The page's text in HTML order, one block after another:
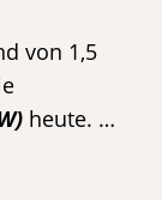
von 1,5
heute. …